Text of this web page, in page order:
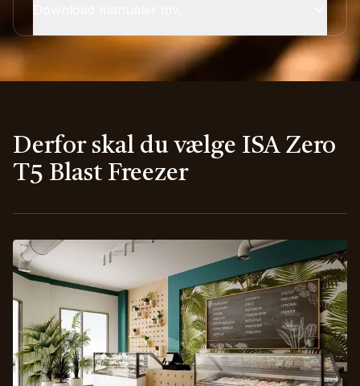
Derfor skal du vælge ISA Zero
T5 Blast Freezer